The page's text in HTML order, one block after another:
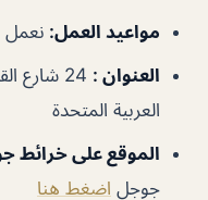
مواعيد العمل: نعمل
العنوان :
24 شارع
العربية المتحدة
الموقع على خرائط
جوجل اضغط هنا